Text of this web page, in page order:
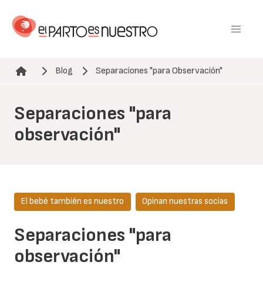
contenido
Ruta de navegación
Blog Separaciones "para Observación"
Separaciones "para
observación"
Separaciones "para
observación"
El bebé también es nuestro Opinan nuestras socias